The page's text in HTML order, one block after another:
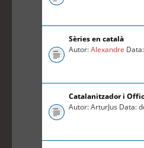
Sèries en català
Autor:Alexandre
Catalanitzador i
Autor: ArturJus Data: